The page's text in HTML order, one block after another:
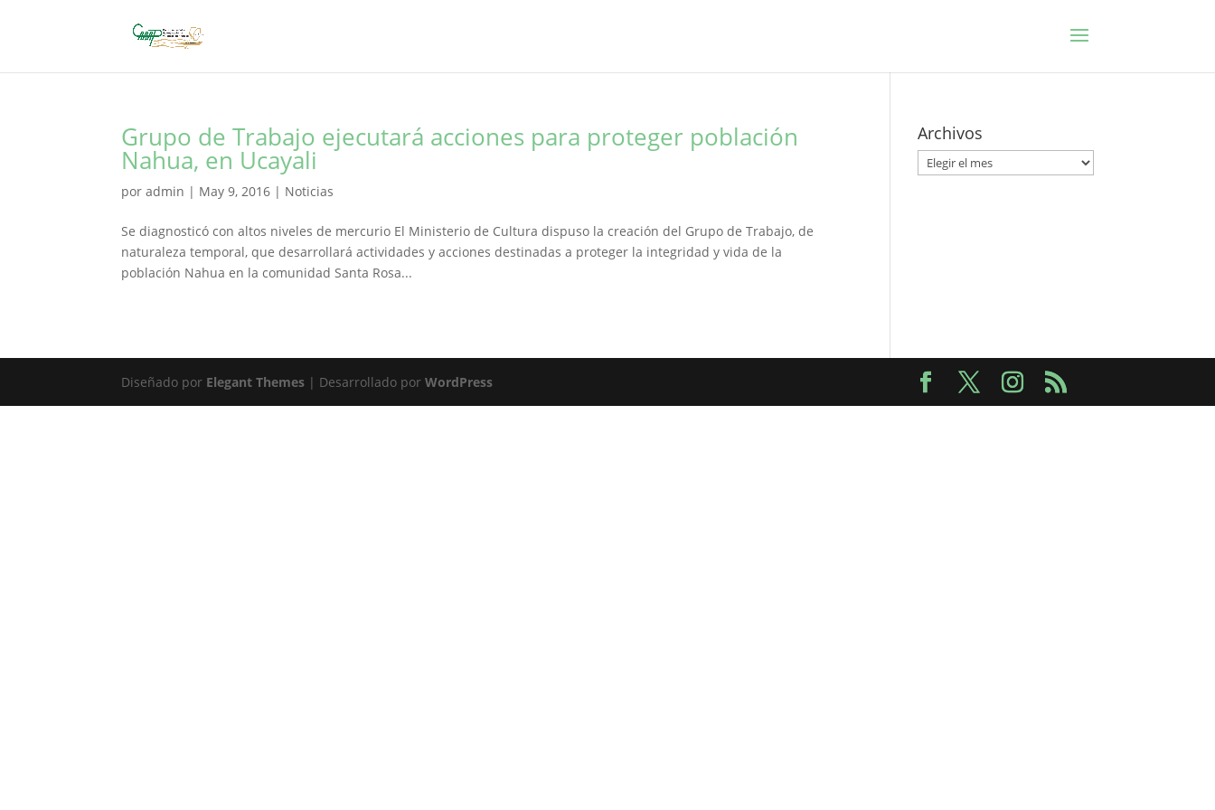
Grupo de Trabajo ejecutará acciones para proteger población
Nahua, en Ucayali
poradmin | May 9, 2016 | Noticias
Se diagnosticó con altos niveles de mercurio El Ministerio de Cultura dispuso la creación del Grupo de Trabajo, de
naturaleza temporal, que desarrollará actividades y acciones destinadas a proteger la integridad y vida de la
población Nahua en la comunidad Santa Rosa...
Archivos
Archivos
Diseñado por Elegant Themes | Desarrollado porWordPress